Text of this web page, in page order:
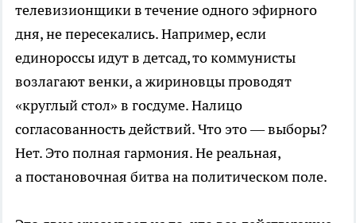
телевизионщики в течение одного эфирного
дня, не пересекались. Например, если
единороссы идут в детсад, то коммунисты
возлагают венки, а жириновцы проводят
«круглый стол» в госдуме. Налицо
согласованность действий. Что это — выборы?
Нет. Это полная гармония. Не реальная,
а постановочная битва на политическом поле.